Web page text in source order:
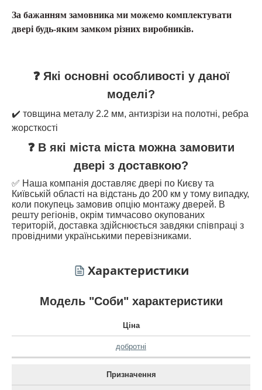
За бажанням замовника ми можемо комплектувати
двері будь-яким замком різних виробників.
❓ Які основні особливості у даної
моделі?
✔️ товщина металу 2.2 мм, антизрізи на полотні, ребра
жорсткості
❓ В які міста міста можна замовити
двері з доставкою?
✅ Наша компанія доставляє двері по Києву та
Київській області на відстань до 200 км у тому випадку,
коли покупець замовив опцію монтажу дверей. В
решту регіонів, окрім тимчасово окупованих
територій, доставка здійснюється завдяки співпраці з
провідними українськими перевізниками.
Характеристики
Модель "Соби" характеристики
Ціна
добротні
Призначення